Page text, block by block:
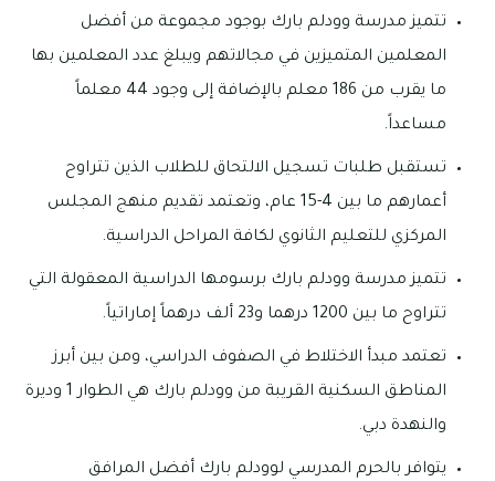
تتميز مدرسة وودلم بارك بوجود مجموعة من أفضل
المعلمين المتميزين في مجالاتهم ويبلغ عدد المعلمين بها
ما يقرب من 186 معلم بالإضافة إلى وجود 44 معلماً
مساعداً.
تستقبل طلبات تسجيل الالتحاق للطلاب الذين تتراوح
أعمارهم ما بين 4-15 عام، وتعتمد تقديم منهج المجلس
المركزي للتعليم الثانوي لكافة المراحل الدراسية.
تتميز مدرسة وودلم بارك برسومها الدراسية المعقولة التي
تتراوح ما بين 1200 درهما و23 ألف درهماً إماراتياً.
تعتمد مبدأ الاختلاط في الصفوف الدراسي، ومن بين أبرز
المناطق السكنية القريبة من وودلم بارك هي الطوار 1 وديرة
والنهدة دبي.
يتوافر بالحرم المدرسي لوودلم بارك أفضل المرافق